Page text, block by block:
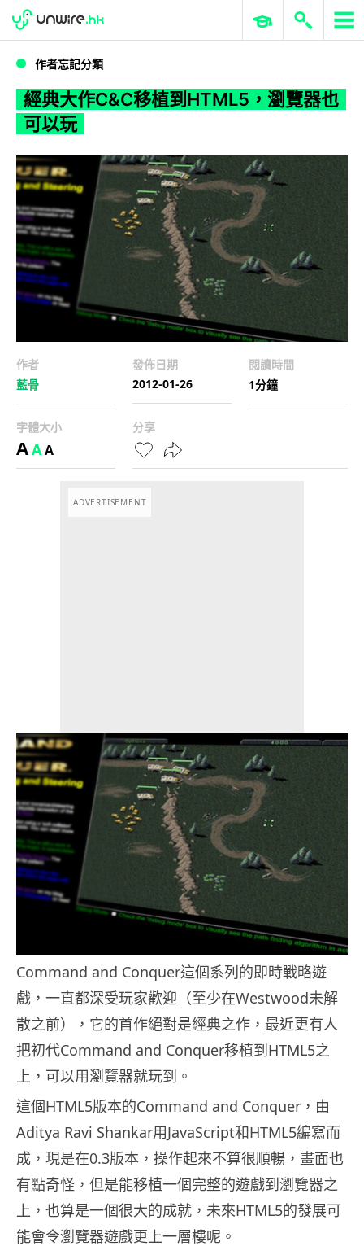
WWDC 2026 ERP 與商業 AI
作者忘記分類
經典大作C&C移植到HTML5，瀏覽器也
可以玩
作者
藍骨
發佈日期
2012-01-26
閱讀時間
1分鐘
字體大小
AAA
分享
ADVERTISEMENT
Command and Conquer這個系列的即時戰略遊
戲，一直都深受玩家歡迎（至少在Westwood未解
散之前），它的首作絕對是經典之作，最近更有人
把初代Command and Conquer移植到HTML5之
上，可以用瀏覽器就玩到。
這個HTML5版本的Command and Conquer，由
Aditya Ravi Shankar用JavaScript和HTML5編寫而
成，現是在0.3版本，操作起來不算很順暢，畫面也
有點奇怪，但是能移植一個完整的遊戲到瀏覽器之
上，也算是一個很大的成就，未來HTML5的發展可
能會令瀏覽器遊戲更上一層樓呢。